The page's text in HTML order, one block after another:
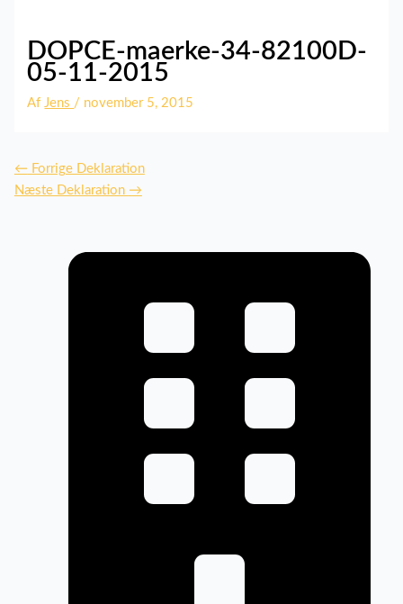
DOPCE-maerke-34-82100D-
05-11-2015
AfJens / november 5, 2015
← Forrige Deklaration
Næste Deklaration →